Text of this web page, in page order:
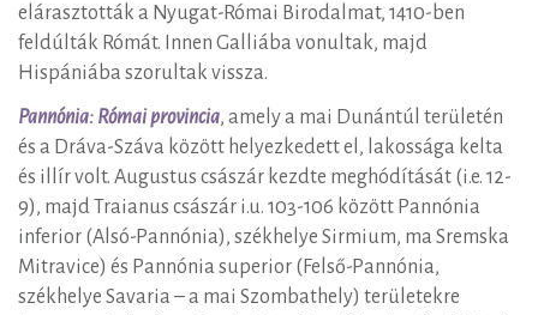
elárasztották a Nyugat-Római Birodalmat, 1410-ben
feldúlták Rómát. Innen Galliába vonultak, majd
Hispániába szorultak vissza.
Pannónia: Római provincia, amely a mai Dunántúl területén
és a Dráva-Száva között helyezkedett el, lakossága kelta
és illír volt. Augustus császár kezdte meghódítását (i.e. 12-
9), majd Traianus császár i.u. 103-106 között Pannónia
inferior (Alsó-Pannónia), székhelye Sirmium, ma Sremska
Mitravice) és Pannónia superior (Felső-Pannónia,
székhelye Savaria – a mai Szombathely) területekre